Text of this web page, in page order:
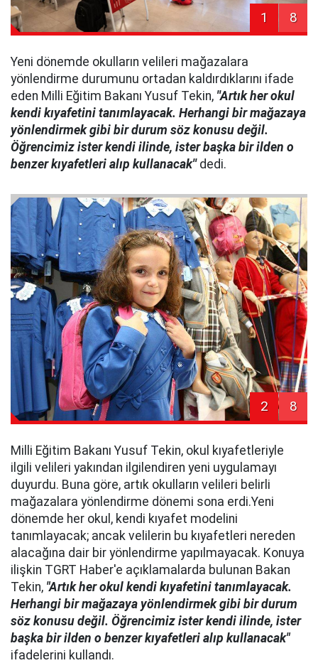
1 8
Yeni dönemde okulların velileri mağazalara
yönlendirme durumunu ortadan kaldırdıklarını ifade
eden Milli Eğitim Bakanı Yusuf Tekin, ''Artık her okul
kendi kıyafetini tanımlayacak. Herhangi bir mağazaya
yönlendirmek gibi bir durum söz konusu değil.
Öğrencimiz ister kendi ilinde, ister başka bir ilden o
benzer kıyafetleri alıp kullanacak''dedi.
2 8
Milli Eğitim Bakanı Yusuf Tekin, okul kıyafetleriyle
ilgili velileri yakından ilgilendiren yeni uygulamayı
duyurdu. Buna göre, artık okulların velileri belirli
mağazalara yönlendirme dönemi sona erdi.Yeni
dönemde her okul, kendi kıyafet modelini
tanımlayacak; ancak velilerin bu kıyafetleri nereden
alacağına dair bir yönlendirme yapılmayacak. Konuya
ilişkin TGRT Haber'e açıklamalarda bulunan Bakan
Tekin, "Artık her okul kendi kıyafetini tanımlayacak.
Herhangi bir mağazaya yönlendirmek gibi bir durum
söz konusu değil. Öğrencimiz ister kendi ilinde, ister
başka bir ilden o benzer kıyafetleri alıp kullanacak"
ifadelerini kullandı.